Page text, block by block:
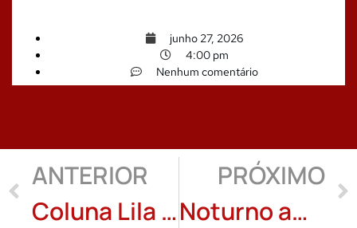
junho 27, 2026
4:00 pm
Nenhum comentário
ANTERIOR
Coluna Lila Maia: A coragem do poema + 4 poemas
PRÓXIMO
Noturno amanhecendo: Perce Polegatto